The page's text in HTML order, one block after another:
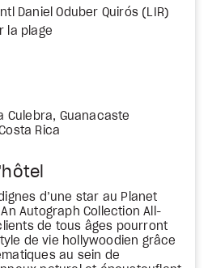
Daniel Oduber Quirós (LIR)
la plage
Culebra, Guanacaste
Rica
d’une star au Planet
Autograph Collection All-
de tous âges pourront
de vie hollywoodien grâce
au sein de